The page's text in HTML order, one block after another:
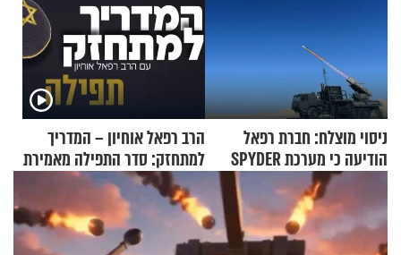
ניסוי מוצלח: חברת רפאל
הודיעה כי מערכת SPYDER
הצליחה ליירט כטב"ם
הרב רפאל אוחיון – המדריך
למתחזק: סדר התפילה מאמירת
הקורבנות ועד קריאת שמע